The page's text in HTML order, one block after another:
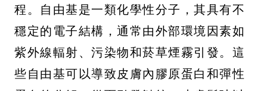
程。自由基是一類化學性分子，其具有不
穩定的電子結構，通常由外部環境因素如
紫外線輻射、污染物和菸草煙霧引發。這
些自由基可以導致皮膚內膠原蛋白和彈性